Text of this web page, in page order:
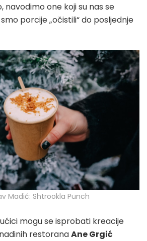
navodimo one koji su nas se
porcije „očistili“ do posljednje
Madić: Shtrookla Punch
mogu se isprobati kreacije
restoranaAne Grgić